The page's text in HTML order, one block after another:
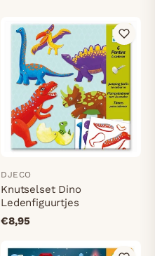
DJECO
Knutselset Dino
Ledenfiguurtjes
€8,95